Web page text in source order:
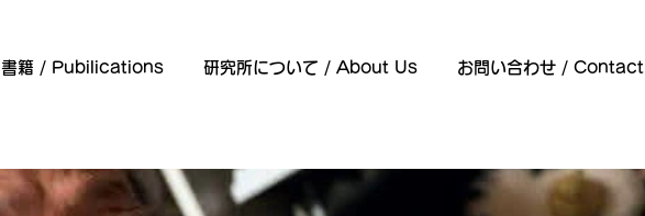
書籍 / Pubilications 研究所について / About Us お問い合わせ / Contact